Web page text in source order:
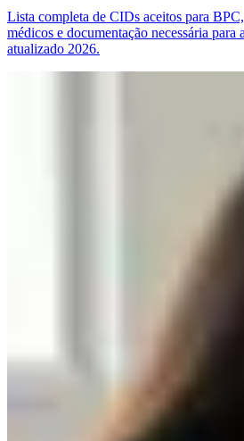
Lista completa de CIDs aceitos para
médicos e documentação necessária para
atualizado 2026.